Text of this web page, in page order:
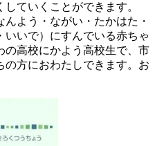
ていくことができます。
よう・ながい・たかはた・
いで）にすんでいる赤ちゃ
の高校にかよう高校生で、市
の方におわたしできます。お